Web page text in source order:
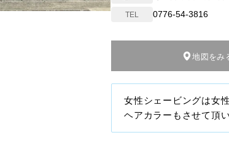
TEL 0776-54-3816
地図をみ
女性シェービングは女
ヘアカラーもさせて頂